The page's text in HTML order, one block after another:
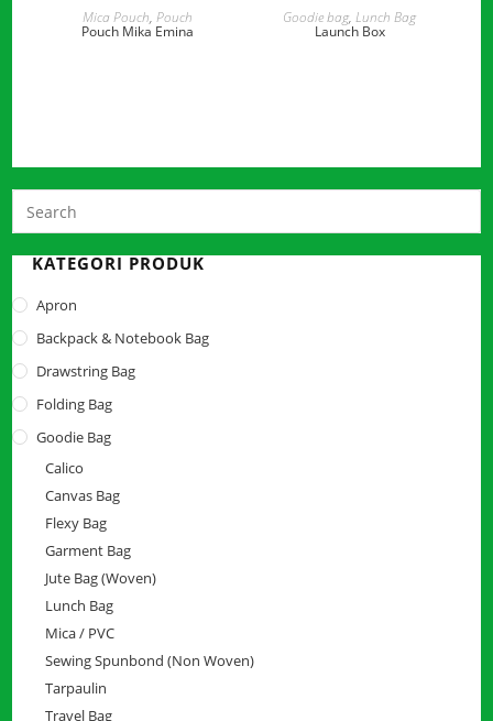
READ MORE
Mica Pouch,Pouch
Pouch Mika Emina
READ MORE
Goodie bag,Lunch Bag
Launch Box
to
KATEGORI PRODUK
Apron
Backpack & Notebook Bag
Drawstring Bag
Folding Bag
Goodie Bag
Calico
Canvas Bag
Flexy Bag
Garment Bag
Jute Bag (Woven)
Lunch Bag
Mica / PVC
Sewing Spunbond (Non Woven)
Tarpaulin
Travel Bag